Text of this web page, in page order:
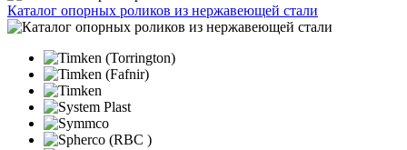
Каталог опорных роликов из нержавеющей стали